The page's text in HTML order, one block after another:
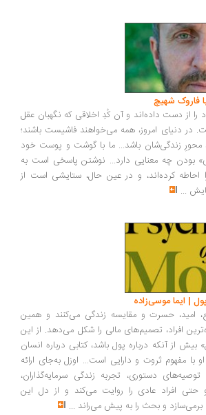
فاروک شهیچ‭
را از دست داده‌اند و آن کُدِ اخلاقی که نگهبان عقل
در دنیای امروز، همه می‌خواهند فاشیست باشند؛
محورِ زندگی‌شان باشد... ما با گوشت و پوست خود
بودن چه معنایی دارد... نوشتن پاسخی است به
احاطه کرده‌اند، و در عین حال، ستایشی است از
...
| ایما موسی‌زاده
امید، حسرت و مقایسه زندگی می‌کنند و همین
افراد، تصمیم‌های مالی را شکل می‌دهد. از این
از آنکه درباره پول باشد، کتابی درباره انسان
با مفهوم ثروت و دارایی است... اوزل به‌جای ارائه
دستوری، تجربه زندگی سرمایه‌گذاران،
و حتی افراد عادی را روایت می‌کند و از دل این
برمی‌سازد و بحث را به پیش می‌راند ...